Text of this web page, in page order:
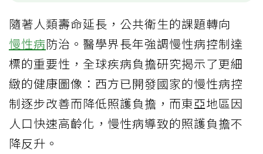
隨著人類壽命延長，公共衛生的課題轉向
慢性病防治。醫學界長年強調慢性病控制達
標的重要性，全球疾病負擔研究揭示了更細
緻的健康圖像：西方已開發國家的慢性病控
制逐步改善而降低照護負擔，而東亞地區因
人口快速高齡化，慢性病導致的照護負擔不
降反升。